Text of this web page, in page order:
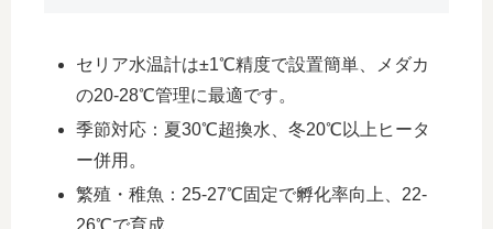
セリア水温計は±1℃精度で設置簡単、メダカ
の20-28℃管理に最適です。
季節対応：夏30℃超換水、冬20℃以上ヒータ
ー併用。
繁殖・稚魚：25-27℃固定で孵化率向上、22-
26℃で育成。